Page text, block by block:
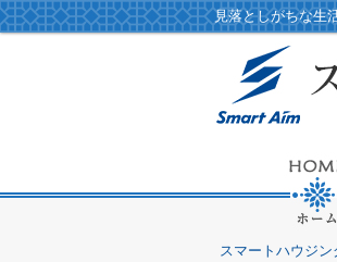
見落としがちな生
スマートハウジン